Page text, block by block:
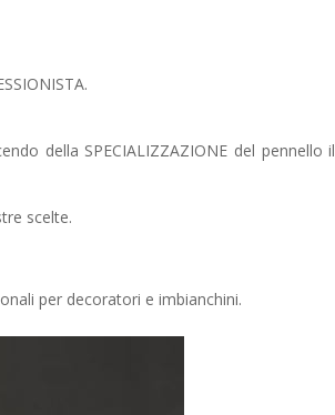
della SPECIALIZZAZIONE del pennello il
scelte.
per decoratori e imbianchini.